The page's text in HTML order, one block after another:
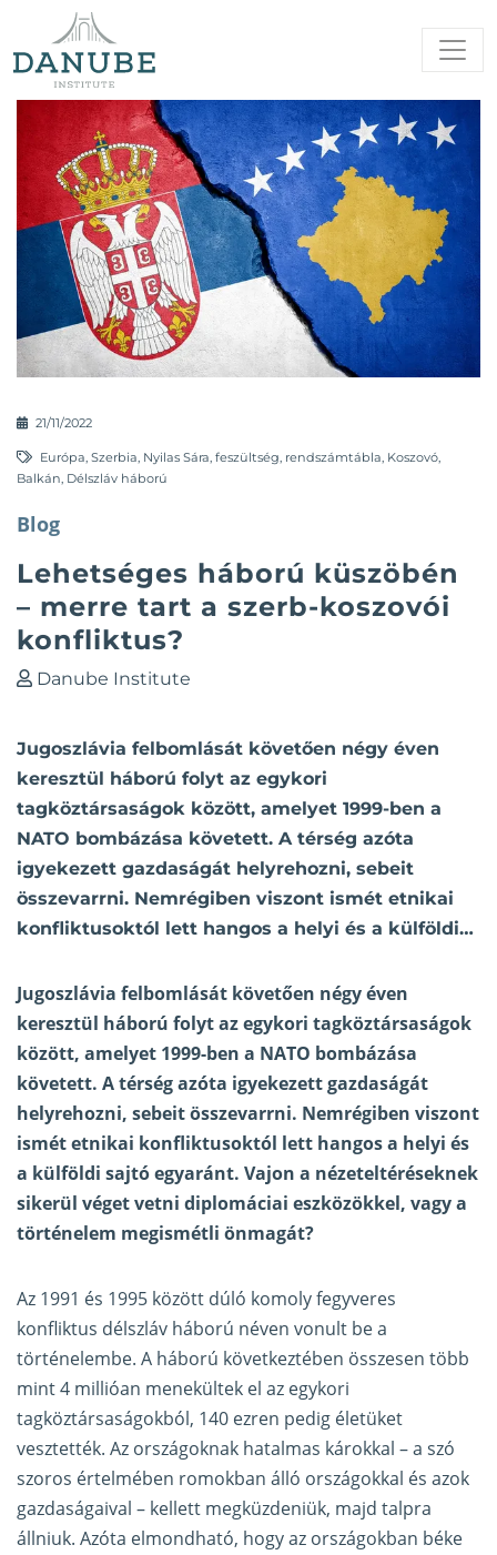
21/11/2022
Európa, Szerbia, Nyilas Sára, feszültség, rendszámtábla, Koszovó,
Balkán, Délszláv háború
Blog
Lehetséges háború küszöbén
– merre tart a szerb-koszovói
konfliktus?
Danube Institute
Jugoszlávia felbomlását követően négy éven
keresztül háború folyt az egykori
tagköztársaságok között, amelyet 1999-ben a
NATO bombázása követett. A térség azóta
igyekezett gazdaságát helyrehozni, sebeit
összevarrni. Nemrégiben viszont ismét etnikai
konfliktusoktól lett hangos a helyi és a külföldi…
Jugoszlávia felbomlását követően négy éven
keresztül háború folyt az egykori tagköztársaságok
között, amelyet 1999-ben a NATO bombázása
követett. A térség azóta igyekezett gazdaságát
helyrehozni, sebeit összevarrni. Nemrégiben viszont
ismét etnikai konfliktusoktól lett hangos a helyi és
a külföldi sajtó egyaránt. Vajon a nézeteltéréseknek
sikerül véget vetni diplomáciai eszközökkel, vagy a
történelem megismétli önmagát?
Az 1991 és 1995 között dúló komoly fegyveres
konfliktus délszláv háború néven vonult be a
történelembe. A háború következtében összesen több
mint 4 millióan menekültek el az egykori
tagköztársaságokból, 140 ezren pedig életüket
vesztették. Az országoknak hatalmas károkkal – a szó
szoros értelmében romokban álló országokkal és azok
gazdaságaival – kellett megküzdeniük, majd talpra
állniuk. Azóta elmondható, hogy az országokban béke